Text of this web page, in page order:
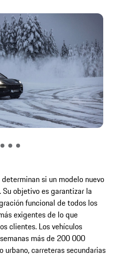
si un modelo nuevo
objetivo es garantizar la
funcional de todos los
exigentes de lo que
clientes. Los vehículos
más de 200 000
carreteras secundarias